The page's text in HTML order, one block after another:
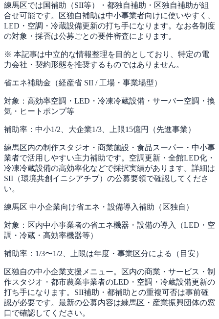
練馬区では国補助（SII等）・都独自補助・区独自補助が組
合せ可能です。区独自補助は中小事業者向けに使いやすく、
LED・空調・冷蔵設備更新の打ち手になります。なお各制度
の対象・採否は公募ごとの要件審査によります。
※ 本記事は中立的な情報整理を目的としており、特定の電
力会社・契約形態を推奨するものではありません。
省エネ補助金（経産省 SII / 工場・事業場型）
対象： 高効率空調・LED・冷凍冷蔵設備・サーバー空調・換
気・ヒートポンプ等
補助率： 中小1/2、大企業1/3、上限15億円（先進事業）
練馬区内の制作スタジオ・商業施設・食品スーパー・中小事
業者で活用しやすい主力補助です。空調更新・全館LED化・
冷凍冷蔵設備の高効率化などで採択実績があります。詳細は
SII（環境共創イニシアチブ）の公募要領で確認してくださ
い。
練馬区 中小企業向け省エネ・設備導入補助（区独自）
対象： 区内中小事業者の省エネ機器・設備の導入（LED・空
調・冷蔵・高効率機器等）
補助率： 1/3〜1/2、上限は年度・事業区分による（目安）
区独自の中小企業支援メニュー。区内の商業・サービス・制
作スタジオ・都市農業事業者のLED・空調・冷蔵設備更新の
打ち手になります。SII補助・都補助との重複可否は事前確
認が必要です。最新の公募内容は練馬区・産業振興団体の窓
口で確認してください。